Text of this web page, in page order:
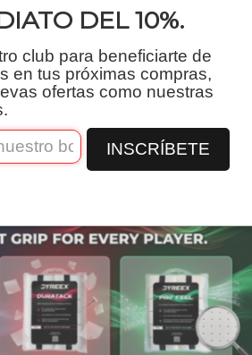
DEL 10%.
club para beneficiarte de
en tus próximas compras,
ofertas como nuestras
INSCRÍBETE